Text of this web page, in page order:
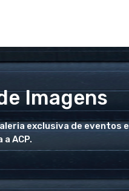
Imagens
exclusiva de eventos
ACP.